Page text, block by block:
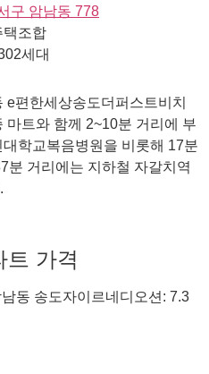
구 암남동 778
택조합
세대
편한세상송도더퍼스트비치
마트와 함께 2~10분 거리에 부
학교복음병원을 비롯해 17분
분 거리에는 지하철 자갈치역
트 가격
동 송도자이르네디오션: 7.3